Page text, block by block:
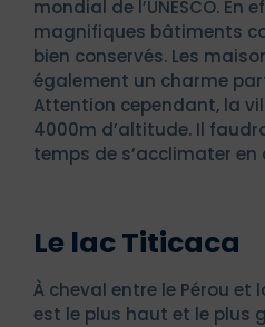
mondial de l’UNESCO. En
magnifiques bâtiments
bien conservés. Les
également un charme
Attention cependant, la
4000m d’altitude. Il
temps de s’acclimater
Le lac Titicaca
À cheval entre le Pérou et
est le plus haut et le plus